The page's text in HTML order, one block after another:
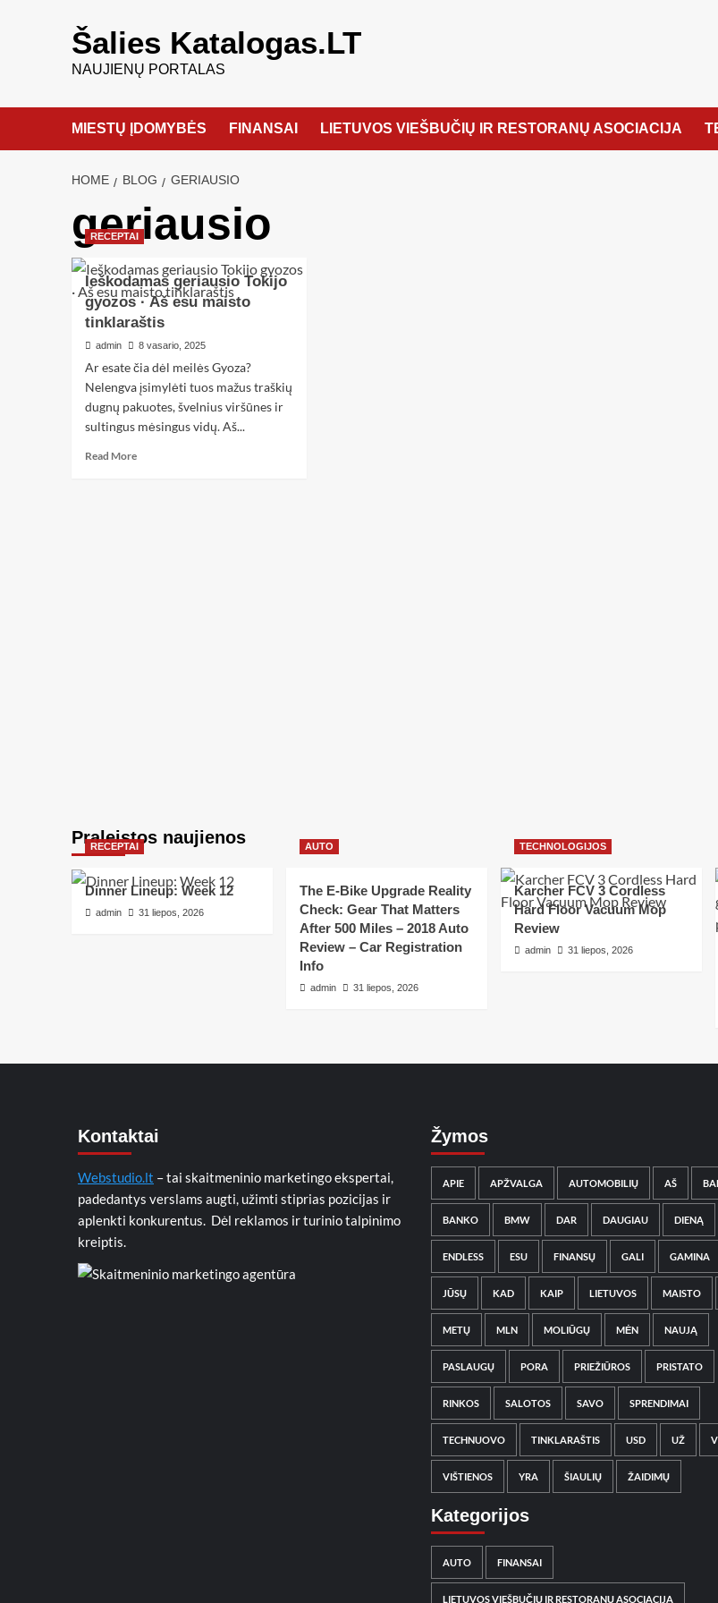
Šalies Katalogas.LT
NAUJIENŲ PORTALAS
MIESTŲ ĮDOMYBĖS FINANSAI LIETUVOS VIEŠBUČIŲ IR RESTORANŲ ASOCIACIJA
HOME BLOG GERIAUSIO
geriausio
RECEPTAI
Ieškodamas geriausio Tokijo
gyozos · Aš esu maisto
tinklaraštis
admin 8 vasario, 2025
Ar esate čia dėl meilės Gyoza?
Nelengva įsimylėti tuos mažus traškių
dugnų pakuotes, švelnius viršūnes ir
sultingus mėsingus vidų. Aš...
Read More
Praleistos naujienos
RECEPTAI
Dinner Lineup: Week 12
admin 31 liepos, 2026
AUTO
The E-Bike Upgrade Reality
Check: Gear That Matters
After 500 Miles – 2018 Auto
Review – Car Registration
Info
admin 31 liepos, 2026
TECHNOLOGIJOS
Karcher FCV 3 Cordless
Hard Floor Vacuum Mop
Review
admin 31 liepos, 2026
Kontaktai
Webstudio.lt – tai skaitmeninio marketingo ekspertai,
padedantys verslams augti, užimti stiprias pozicijas ir
aplenkti konkurentus. Dėl reklamos ir turinio talpinimo
kreiptis.
Žymos
APIE APŽVALGA AUTOMOBILIŲ AŠ
BANKO BMW DAR DAUGIAU DIENĄ
ENDLESS ESU FINANSŲ GALI GAMINA
JŪSŲ KAD KAIP LIETUVOS MAISTO
METŲ MLN MOLIŪGŲ MĖN NAUJĄ
PASLAUGŲ PORA PRIEŽIŪROS PRISTATO
RINKOS SALOTOS SAVO SPRENDIMAI
TECHNUOVO TINKLARAŠTIS USD UŽ
VIŠTIENOS YRA ŠIAULIŲ ŽAIDIMŲ
Kategorijos
AUTO FINANSAI
LIETUVOS VIEŠBUČIŲ IR RESTORANŲ ASOCIACIJA